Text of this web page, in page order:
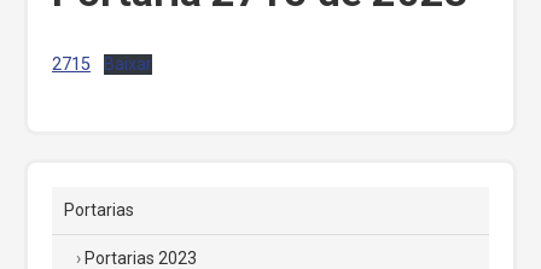
2715 Baixar
Portarias
Portarias 2023